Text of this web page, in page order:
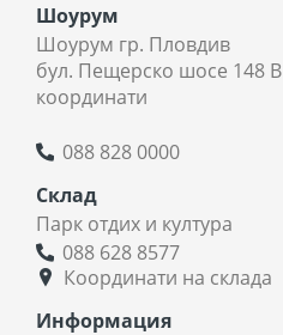
Шоурум
Шоурум гр. Пловдив
бул. Пещерско шосе 148 В
координати
088 828 0000
Склад
Парк отдих и култура
088 628 8577
Координати на склада
Информация